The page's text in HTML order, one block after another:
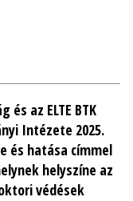
az ELTE BTK
Intézete 2025.
és hatása címmel
helyszíne az
védések